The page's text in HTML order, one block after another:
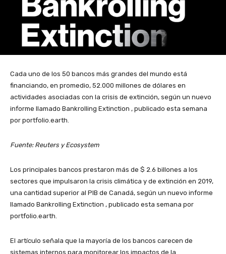
Cada uno de los 50 bancos más grandes del mundo está
financiando, en promedio, 52.000 millones de dólares en
actividades asociadas con la crisis de extinción, según un nuevo
informe llamado Bankrolling Extinction , publicado esta semana
por portfolio.earth.
Fuente: Reuters y Ecosystem
Los principales bancos prestaron más de $ 2.6 billones a los
sectores que impulsaron la crisis climática y de extinción en 2019,
una cantidad superior al PIB de Canadá, según un nuevo informe
llamado Bankrolling Extinction , publicado esta semana por
portfolio.earth.
El artículo señala que la mayoría de los bancos carecen de
sistemas internos para monitorear los impactos de la